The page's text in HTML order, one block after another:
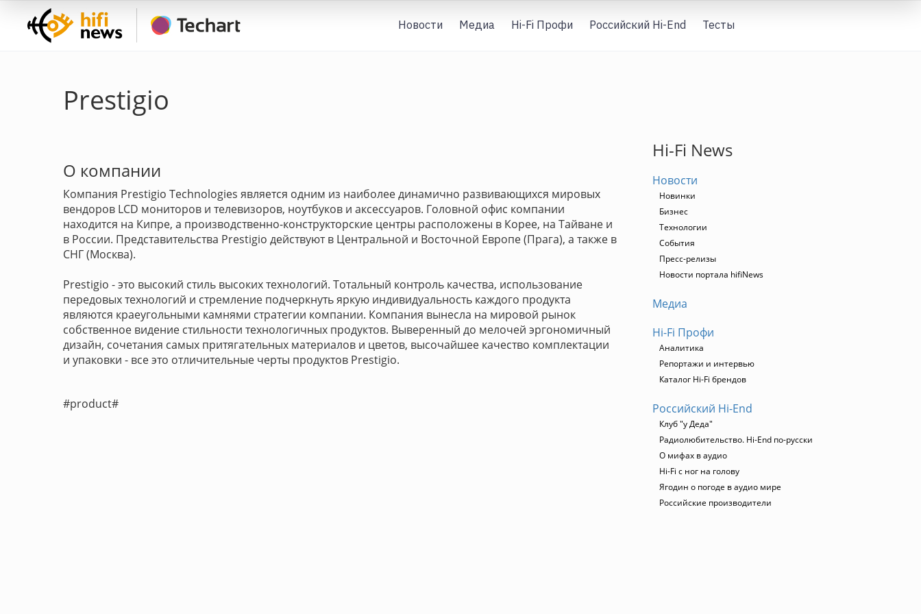
Новости Медиа Hi-Fi Профи Российский Hi-End Тесты
Prestigio
О компании
Компания Prestigio Technologies является одним из наиболее динамично развивающихся мировых
вендоров LCD мониторов и телевизоров, ноутбуков и аксессуаров. Головной офис компании
находится на Кипре, а производственно-конструкторские центры расположены в Корее, на Тайване и
в России. Представительства Prestigio действуют в Центральной и Восточной Европе (Прага), а также в
СНГ (Москва).
Prestigio - это высокий стиль высоких технологий. Тотальный контроль качества, использование
передовых технологий и стремление подчеркнуть яркую индивидуальность каждого продукта
являются краеугольными камнями стратегии компании. Компания вынесла на мировой рынок
собственное видение стильности технологичных продуктов. Выверенный до мелочей эргономичный
дизайн, сочетания самых притягательных материалов и цветов, высочайшее качество комплектации
и упаковки - все это отличительные черты продуктов Prestigio.
#product#
Hi-Fi News
Новости
Новинки
Бизнес
Технологии
События
Пресс-релизы
Новости портала hifiNews
Медиа
Hi-Fi Профи
Аналитика
Репортажи и интервью
Каталог Hi-Fi брендов
Российский Hi-End
Клуб "у Деда"
Радиолюбительство. Hi-End по-русски
О мифах в аудио
Hi-Fi с ног на голову
Ягодин о погоде в аудио мире
Российские производители